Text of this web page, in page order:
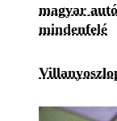
magyar
mindenfelé